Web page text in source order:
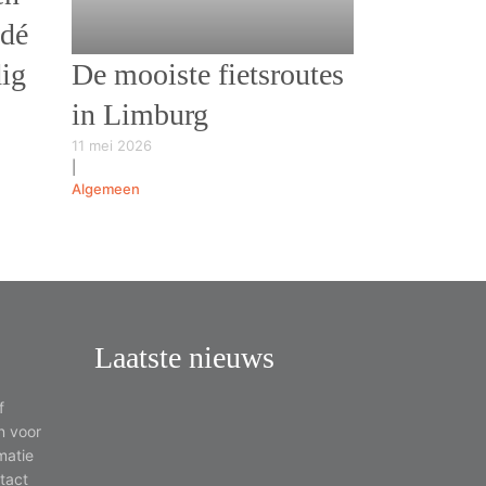
De mooiste fietsroutes
in Limburg
11 mei 2026
Algemeen
voor
Laatste nieuws